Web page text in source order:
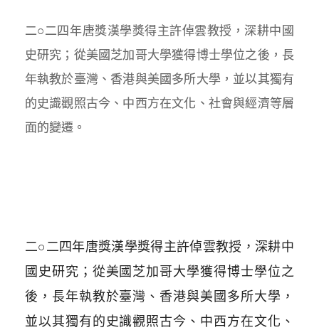
二○二四年唐獎漢學獎得主許倬雲教授，深耕中國
史研究；從美國芝加哥大學獲得博士學位之後，長
年執教於臺灣、香港與美國多所大學，並以其獨有
的史識觀照古今、中西方在文化、社會與經濟等層
面的變遷。
二○二四年唐獎漢學獎得主許倬雲教授，深耕中
國史研究；從美國芝加哥大學獲得博士學位之
後，長年執教於臺灣、香港與美國多所大學，
並以其獨有的史識觀照古今、中西方在文化、